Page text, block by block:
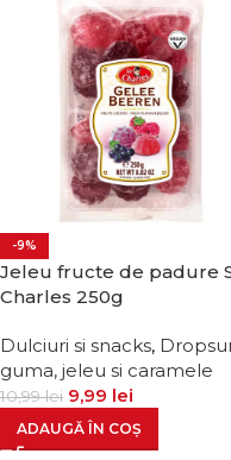
-9%
Jeleu fructe de padure
Charles 250g
Dulciuri si snacks,
guma, jeleu si caramele
10,99lei 9,99 lei
ADAUGĂ ÎN COȘ